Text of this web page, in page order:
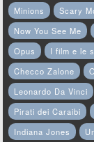
Minions Scary
Now You See Me
Opus
I film e le
Checco Zalone
Leonardo Da Vinci
Pirati dei Caraibi
Indiana Jones